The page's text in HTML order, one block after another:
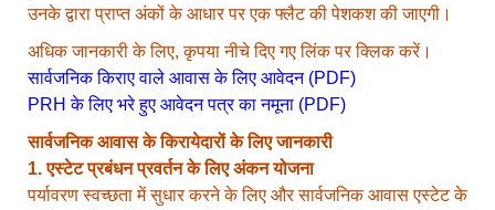
उनके द्वारा प्राप्त अंकों के आधार पर एक फ्लैट की पेशकश की जाएगी।
अधिक जानकारी के लिए, कृपया नीचे दिए गए लिंक पर क्लिक करें।
सार्वजनिक किराए वाले आवास के लिए आवेदन (PDF)
PRH के लिए भरे हुए आवेदन पत्र का नमूना (PDF)
सार्वजनिक आवास के किरायेदारों के लिए जानकारी
1. एस्टेट प्रबंधन प्रवर्तन के लिए अंकन योजना
पर्यावरण स्वच्छता में सुधार करने के लिए और सार्वजनिक आवास एस्टेट के